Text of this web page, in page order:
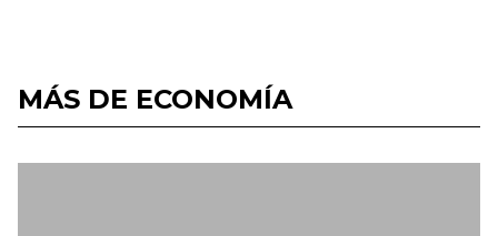
MÁS DE ECONOMÍA